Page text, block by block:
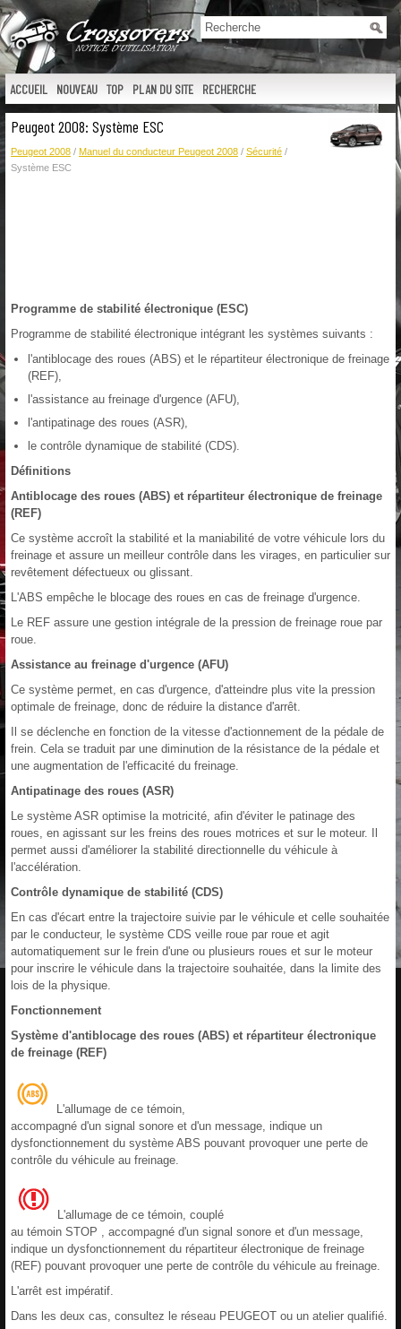
ACCUEIL NOUVEAU TOP PLAN DU SITE RECHERCHE
Peugeot 2008: Système ESC
Peugeot 2008 / Manuel du conducteur Peugeot 2008 / Sécurité /
Système ESC
Programme de stabilité électronique (ESC)
Programme de stabilité électronique intégrant les systèmes suivants :
l'antiblocage des roues (ABS) et le répartiteur électronique de freinage
(REF),
l'assistance au freinage d'urgence (AFU),
l'antipatinage des roues (ASR),
le contrôle dynamique de stabilité (CDS).
Définitions
Antiblocage des roues (ABS) et répartiteur électronique de freinage
(REF)
Ce système accroît la stabilité et la maniabilité de votre véhicule lors du
freinage et assure un meilleur contrôle dans les virages, en particulier sur
revêtement défectueux ou glissant.
L'ABS empêche le blocage des roues en cas de freinage d'urgence.
Le REF assure une gestion intégrale de la pression de freinage roue par
roue.
Assistance au freinage d'urgence (AFU)
Ce système permet, en cas d'urgence, d'atteindre plus vite la pression
optimale de freinage, donc de réduire la distance d'arrêt.
Il se déclenche en fonction de la vitesse d'actionnement de la pédale de
frein. Cela se traduit par une diminution de la résistance de la pédale et
une augmentation de l'efficacité du freinage.
Antipatinage des roues (ASR)
Le système ASR optimise la motricité, afin d'éviter le patinage des
roues, en agissant sur les freins des roues motrices et sur le moteur. Il
permet aussi d'améliorer la stabilité directionnelle du véhicule à
l'accélération.
Contrôle dynamique de stabilité (CDS)
En cas d'écart entre la trajectoire suivie par le véhicule et celle souhaitée
par le conducteur, le système CDS veille roue par roue et agit
automatiquement sur le frein d'une ou plusieurs roues et sur le moteur
pour inscrire le véhicule dans la trajectoire souhaitée, dans la limite des
lois de la physique.
Fonctionnement
Système d'antiblocage des roues (ABS) et répartiteur électronique
de freinage (REF)
L'allumage de ce témoin,
accompagné d'un signal sonore et d'un message, indique un
dysfonctionnement du système ABS pouvant provoquer une perte de
contrôle du véhicule au freinage.
L'allumage de ce témoin, couplé
au témoin STOP , accompagné d'un signal sonore et d'un message,
indique un dysfonctionnement du répartiteur électronique de freinage
(REF) pouvant provoquer une perte de contrôle du véhicule au freinage.
L'arrêt est impératif.
Dans les deux cas, consultez le réseau PEUGEOT ou un atelier qualifié.